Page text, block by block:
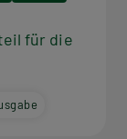
für die